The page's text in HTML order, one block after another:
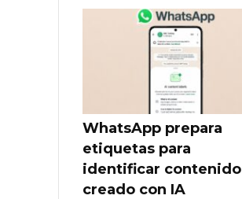
WhatsApp prepara
etiquetas para
identificar contenido
creado con IA